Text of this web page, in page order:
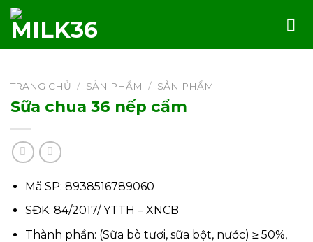
Skip
TRANG CHỦ / SẢN PHẨM / SẢN PHẨM
Sữa chua 36 nếp cẩm
Mã SP: 8938516789060
SĐK: 84/2017/ YTTH – XNCB
Thành phần: (Sữa bò tươi, sữa bột, nước) ≥ 50%,